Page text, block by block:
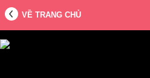
VỀ TRANG CHỦ